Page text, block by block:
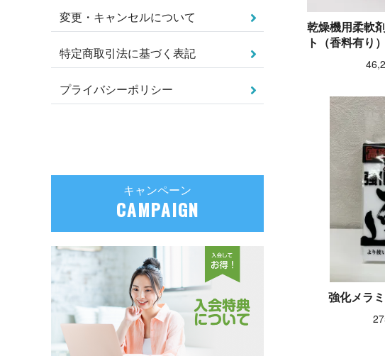
乾燥機用柔軟
ト（香料有り
強化メラ
変更・キャンセルについて
特定商取引法に基づく表記
プライバシーポリシー
キャンペーン
CAMPAIGN